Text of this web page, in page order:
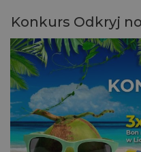
Konkurs Odkryj